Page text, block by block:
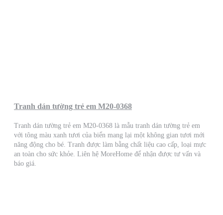
Tranh dán tường trẻ em M20-0368
Tranh dán tường trẻ em M20-0368 là mẫu tranh dán tường trẻ em
với tông màu xanh tươi của biển mang lại một không gian tươi mới
năng động cho bé. Tranh được làm bằng chất liệu cao cấp, loại mực
an toàn cho sức khỏe. Liên hệ MoreHome để nhận được tư vấn và
báo giá.